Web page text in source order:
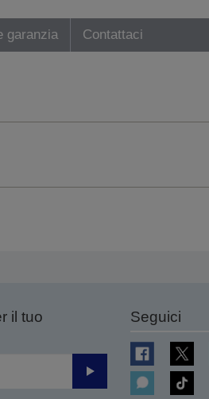
garanzia Contattaci
il tuo
Invia
Seguici